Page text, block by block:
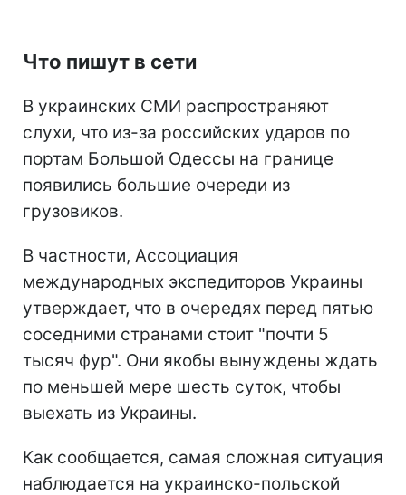
Что пишут в сети
В украинских СМИ распространяют
слухи, что из-за российских ударов по
портам Большой Одессы на границе
появились большие очереди из
грузовиков.
В частности, Ассоциация
международных экспедиторов Украины
утверждает, что в очередях перед пятью
соседними странами стоит "почти 5
тысяч фур". Они якобы вынуждены ждать
по меньшей мере шесть суток, чтобы
выехать из Украины.
Как сообщается, самая сложная ситуация
наблюдается на украинско-польской